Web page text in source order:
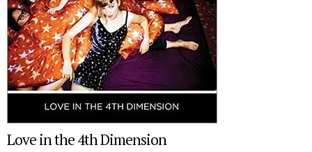
Love in the 4th Dimension